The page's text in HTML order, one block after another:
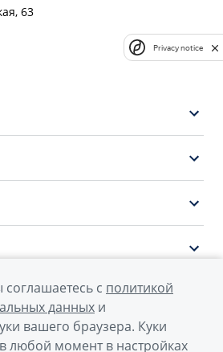
63
соглашаетесь с политикой
данных и
вашего браузера. Куки
любой момент в настройках
Privacy notice